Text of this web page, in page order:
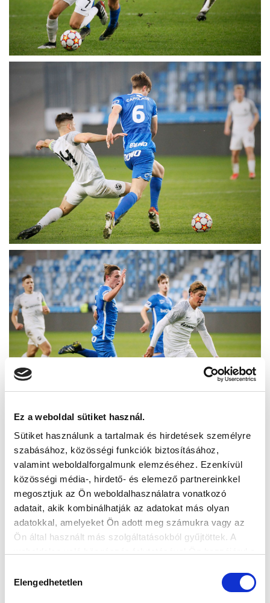
Ez a weboldal sütiket használ.
Sütiket használunk a tartalmak és hirdetések személyre
szabásához, közösségi funkciók biztosításához,
valamint weboldalforgalmunk elemzéséhez. Ezenkívül
közösségi média-, hirdető- és elemező partnereinkkel
megosztjuk az Ön weboldalhasználatra vonatkozó
adatait, akik kombinálhatják az adatokat más olyan
adatokkal, amelyeket Ön adott meg számukra vagy az
Ön által használt más szolgáltatásokból gyűjtöttek. A
kiválasztása
Elengedhetetlen